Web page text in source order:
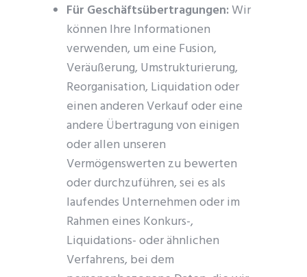
Für Geschäftsübertragungen:Wir
können Ihre Informationen
verwenden, um eine Fusion,
Veräußerung, Umstrukturierung,
Reorganisation, Liquidation oder
einen anderen Verkauf oder eine
andere Übertragung von einigen
oder allen unseren
Vermögenswerten zu bewerten
oder durchzuführen, sei es als
laufendes Unternehmen oder im
Rahmen eines Konkurs-,
Liquidations- oder ähnlichen
Verfahrens, bei dem